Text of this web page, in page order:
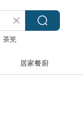
茶筅
居家餐廚